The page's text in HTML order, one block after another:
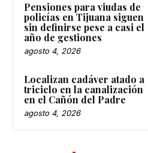
Pensiones para viudas de
policías en Tijuana siguen
sin definirse pese a casi el
año de gestiones
agosto 4, 2026
Localizan cadáver atado a
triciclo en la canalización
en el Cañón del Padre
agosto 4, 2026